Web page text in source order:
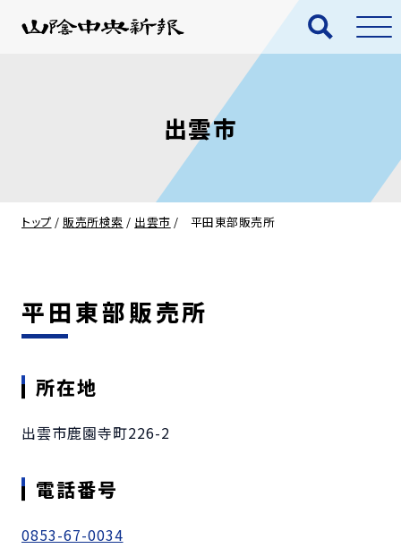
出雲市
トップ / 販売所検索 / 出雲市 / 平田東部販売所
平田東部販売所
所在地
出雲市鹿園寺町226-2
電話番号
0853-67-0034